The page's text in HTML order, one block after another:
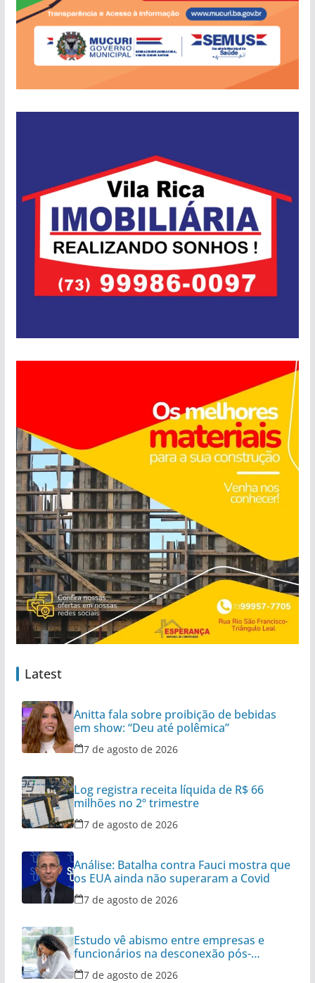
Latest
Anitta fala sobre proibição de bebidas
em show: “Deu até polêmica”
7 de agosto de 2026
Log registra receita líquida de R$ 66
milhões no 2º trimestre
7 de agosto de 2026
Análise: Batalha contra Fauci mostra que
os EUA ainda não superaram a Covid
7 de agosto de 2026
Estudo vê abismo entre empresas e
funcionários na desconexão pós-
expediente
7 de agosto de 2026